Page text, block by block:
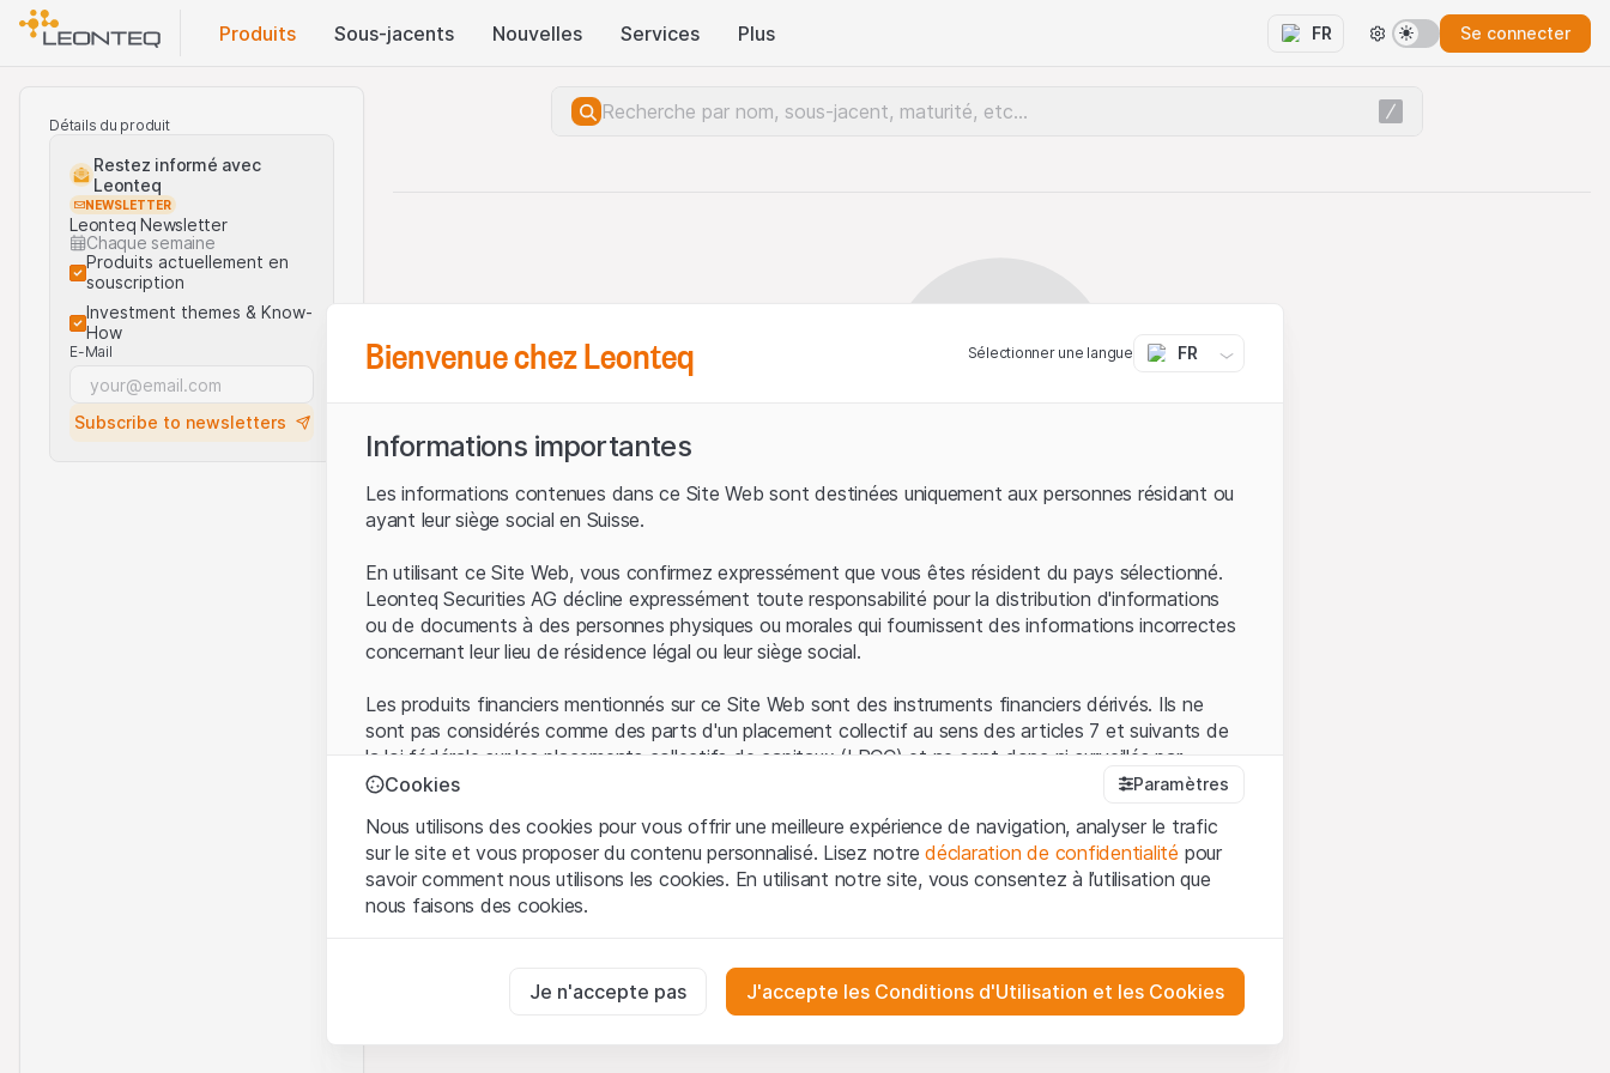
Produits Sous-jacents Nouvelles Services Plus FR Se connecter
Détails du produit
Restez informé avec
Leonteq
NEWSLETTER
Leonteq Newsletter
Chaque semaine
Produits actuellement en
souscription
Investment themes & Know-
How
E-Mail
Subscribe to newsletters
Bienvenue chez Leonteq Sélectionner une langue FR
Informations importantes
Les informations contenues dans ce Site Web sont destinées uniquement aux personnes résidant ou
ayant leur siège social en Suisse.
En utilisant ce Site Web, vous confirmez expressément que vous êtes résident du pays sélectionné.
Leonteq Securities AG décline expressément toute responsabilité pour la distribution d'informations
ou de documents à des personnes physiques ou morales qui fournissent des informations incorrectes
concernant leur lieu de résidence légal ou leur siège social.
Les produits financiers mentionnés sur ce Site Web sont des instruments financiers dérivés. Ils ne
sont pas considérés comme des parts d'un placement collectif au sens des articles 7 et suivants de
la loi fédérale sur les placements collectifs de capitaux (LPCC) et ne sont donc ni surveillés par
l'Autorité fédérale de surveillance des marchés financiers (FINMA) ni enregistrés auprès de la FINMA.
Conditions d'utilisation et informations juridiques
En utilisant le Site Web de Leonteq Securities AG (ci-après "Site Web"), vous confirmez que vous
avez compris et que vous acceptez les informations juridiques, les notes importantes et les
Tous les droits de propriété intellectuelle (par exemple, les droits d'auteur, de conception et de
Cookies Paramètres
Nous utilisons des cookies pour vous offrir une meilleure expérience de navigation, analyser le trafic
sur le site et vous proposer du contenu personnalisé. Lisez notredéclaration de confidentialité pour
savoir comment nous utilisons les cookies. En utilisant notre site, vous consentez à l’utilisation que
nous faisons des cookies.
Ces cookies sont nécessaires au bon fonctionnement du site Internet et ne peuvent pas être désactivés.
Je n'accepte pas J'accepte les Conditions d'Utilisation et les Cookies